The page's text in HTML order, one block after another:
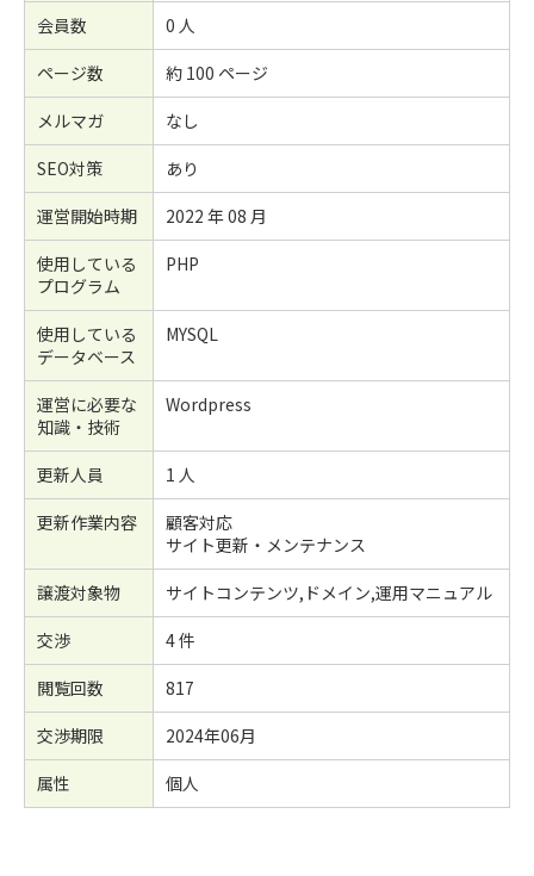
会員数
0 人
ページ数
約 100 ページ
メルマガ
なし
SEO対策
あり
運営開始時期
2022 年 08 月
使用している
プログラム
PHP
使用している
データベース
MYSQL
運営に必要な
知識・技術
Wordpress
更新人員
1 人
更新作業内容
顧客対応
サイト更新・メンテナンス
譲渡対象物
サイトコンテンツ,ドメイン,運用マニュアル
交渉
4 件
閲覧回数
817
交渉期限
2024年06月
属性
個人